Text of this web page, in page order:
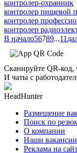
контролер-охранник
контролер пищевой
контролер
контролер
В начало56789...11
Сканируйте QR-код,
И чаты с
HeadHunter
Размещение
Поиск по
О компании
Наши вакансии
Реклама на